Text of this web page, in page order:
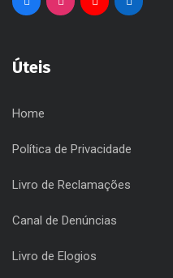
Úteis
Home
Política de Privacidade
Livro de Reclamações
Canal de Denúncias
Livro de Elogios